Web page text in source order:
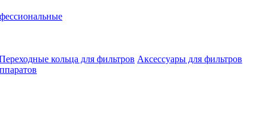
кольца для фильтров Аксессуары для фильтров